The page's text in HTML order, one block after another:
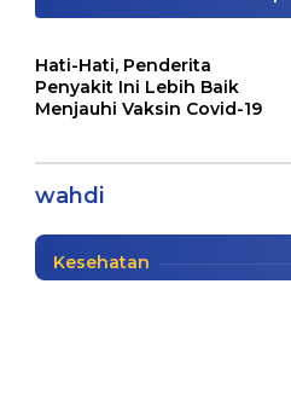
Hati-Hati, Penderita
Penyakit Ini Lebih Baik
Menjauhi Vaksin Covid-19
wahdi
Metro
Info Metro
Kesehatan